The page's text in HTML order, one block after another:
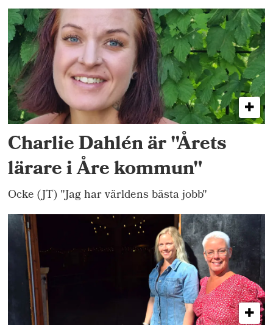
Charlie Dahlén är "Årets
lärare i Åre kommun"
Ocke (JT) "Jag har världens bästa jobb"